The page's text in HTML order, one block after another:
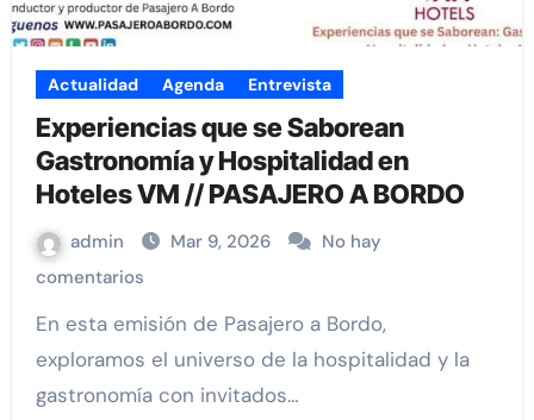
Actualidad Agenda Entrevista
Experiencias que se Saborean
Gastronomía y Hospitalidad en
Hoteles VM // PASAJERO A BORDO
admin Mar 9, 2026
No hay
comentarios
En esta emisión de Pasajero a Bordo,
exploramos el universo de la hospitalidad y la
gastronomía con invitados…